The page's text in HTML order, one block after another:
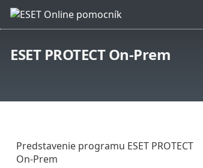
ESET PROTECT On-Prem